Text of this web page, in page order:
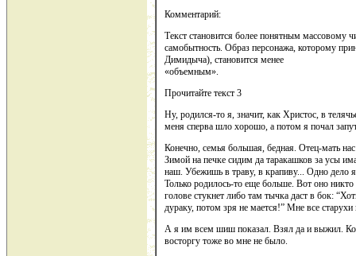
Комментарий:
Текст становится более понятным массовому
самобытность. Образ персонажа, которому
Димидыча), становится менее
«объемным».
Прочитайте текст 3
Ну, родился-то я, значит, как Христос, в
меня сперва шло хорошо, а потом я почал
Конечно, семья большая, бедная. Отец-мать
Зимой на печке сидим да таракашков за усы
наш. Убежишь в траву, в крапиву... Одно дело
Только родилось-то еще больше. Вот оно
голове стукнет либо там тычка даст в бок:
дураку, потом зря не мается!” Мне все
А я им всем шиш показал. Взял да и выжил.
восторгу тоже во мне не было.